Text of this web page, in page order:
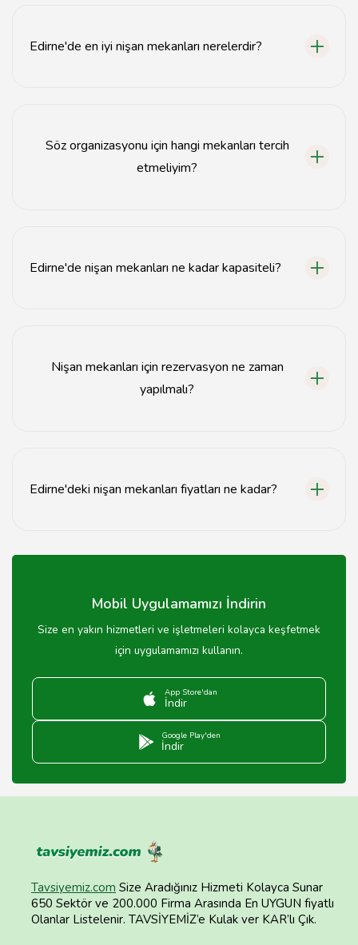
Edirne'de en iyi nişan mekanları nerelerdir?
Söz organizasyonu için hangi mekanları tercih
etmeliyim?
Edirne'de nişan mekanları ne kadar kapasiteli?
Nişan mekanları için rezervasyon ne zaman
yapılmalı?
Edirne'deki nişan mekanları fiyatları ne kadar?
kapasitesine ve hizmetlerine göre değişiklik
Mobil Uygulamamızı İndirin
Size en yakın hizmetleri ve işletmeleri kolayca keşfetmek
için uygulamamızı kullanın.
App Store'dan
İndir
Google Play'den
İndir
Tavsiyemiz.com Size Aradığınız Hizmeti Kolayca Sunar
650 Sektör ve 200.000 Firma Arasında En UYGUN fiyatlı
Olanlar Listelenir. TAVSİYEMİZ’e Kulak ver KAR’lı Çık.